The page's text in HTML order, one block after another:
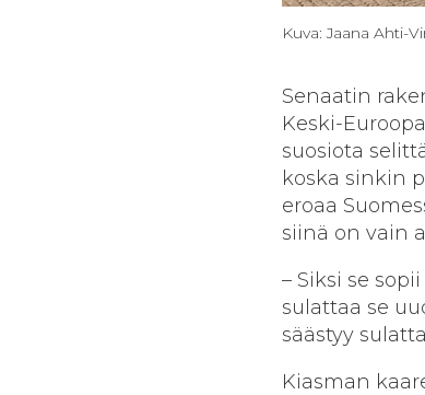
Kuva: Jaana Ahti-
Senaatin
Keski-
suosiota
koska sinkin
eroaa
siinä on vain
– Siksi se
sulattaa se
säästyy
Kiasman